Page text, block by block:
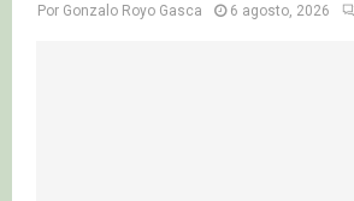
Por Gonzalo Royo Gasca 6 agosto, 2026